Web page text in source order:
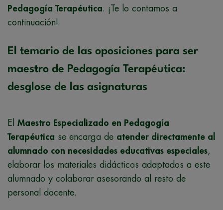
Pedagogía Terapéutica. ¡Te lo contamos a
continuación!
El temario de las oposiciones para ser
maestro de Pedagogía Terapéutica:
desglose de las asignaturas
El Maestro Especializado en Pedagogía
Terapéutica se encarga de atender directamente al
alumnado con necesidades educativas especiales,
elaborar los materiales didácticos adaptados a este
alumnado y colaborar asesorando al resto de
personal docente.